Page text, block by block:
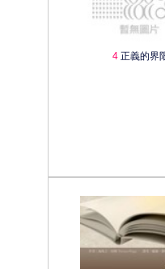
4正義的界